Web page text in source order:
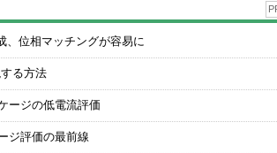
、位相マッチングが容易に
る方法
ージの低電流評価
ジ評価の最前線